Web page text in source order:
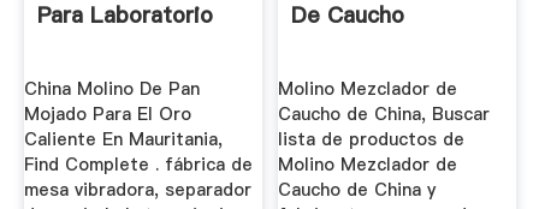
Para Laboratorio
China Molino De Pan
Mojado Para El Oro
Caliente En Mauritania,
Find Complete . fábrica de
mesa vibradora, separador
De Caucho
Molino Mezclador de
Caucho de China, Buscar
lista de productos de
Molino Mezclador de
Caucho de China y